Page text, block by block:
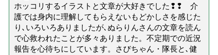
ホッコリするイラストと文章が大好きでした❢❢ 介
護では身内に理解してもらえないもどかしさを感じた
り､いろいろありましたが､ぬらりんさんの文章を読ん
で心救われたことが多々ありました。不定期での近況
報告を心待ちにしています。さびちゃん・隊長と､健